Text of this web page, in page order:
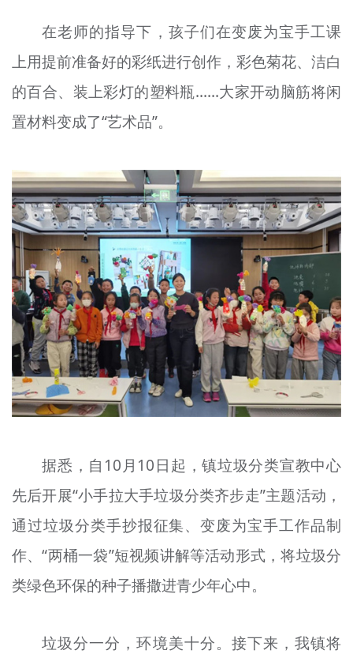
在老师的指导下，孩子们在变废为宝手工课
上用提前准备好的彩纸进行创作，彩色菊花、洁白
的百合、装上彩灯的塑料瓶……大家开动脑筋将闲
置材料变成了“艺术品”。
据悉，自10月10日起，镇垃圾分类宣教中心
先后开展“小手拉大手垃圾分类齐步走”主题活动，
通过垃圾分类手抄报征集、变废为宝手工作品制
作、“两桶一袋”短视频讲解等活动形式，将垃圾分
类绿色环保的种子播撒进青少年心中。
垃圾分一分，环境美十分。接下来，我镇将